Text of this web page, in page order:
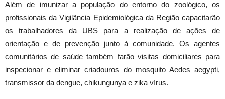
Além de imunizar a população do entorno do zoológico, os
profissionais da Vigilância Epidemiológica da Região capacitarão
os trabalhadores da UBS para a realização de ações de
orientação e de prevenção junto à comunidade. Os agentes
comunitários de saúde também farão visitas domiciliares para
inspecionar e eliminar criadouros do mosquito Aedes aegypti,
transmissor da dengue, chikungunya e zika vírus.